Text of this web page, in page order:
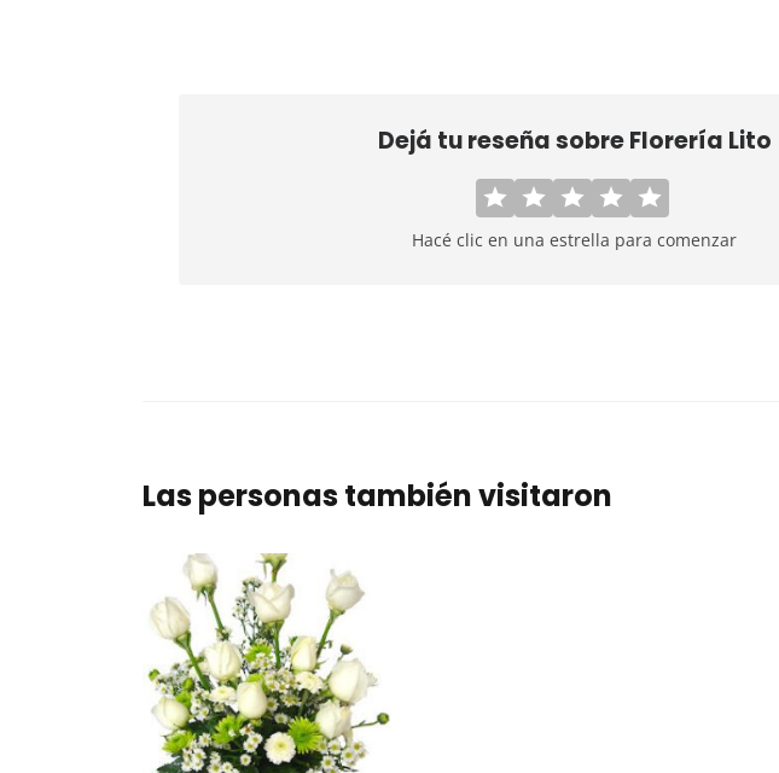
Dejá tu reseña sobreFlorería Lito
Hacé clic en una estrella para comenzar
Las personas también visitaron